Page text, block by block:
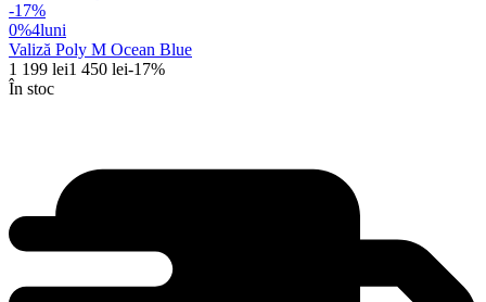
-17%
0%4luni
Valiză Poly M Ocean Blue
1 199 lei1 450 lei-17%
În stoc